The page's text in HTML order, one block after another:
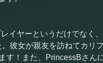
イヤーというだけでなく
彼女が親友を訪ねてカリ
！また、PrincessBさん